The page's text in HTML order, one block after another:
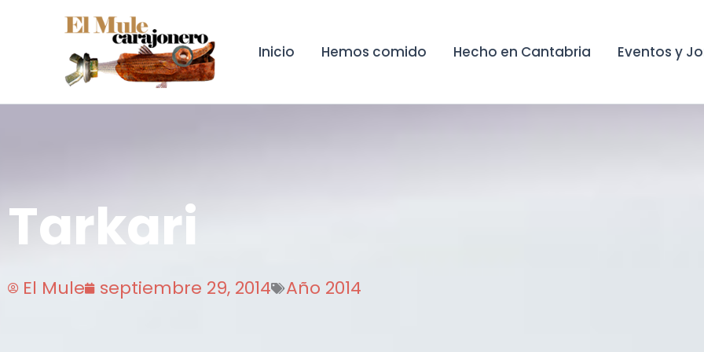
Inicio Hemos comido Hecho en Cantabria Eventos y
Tarkari
El Mule septiembre 29, 2014 Año 2014